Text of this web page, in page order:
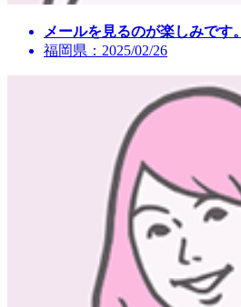
メールを見るのが楽しみです。
福岡県：2025/02/26